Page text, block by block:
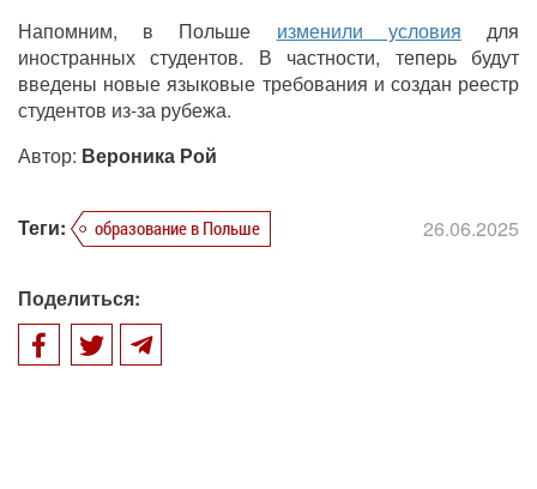
Напомним, в Польше изменили условия для
иностранных студентов. В частности, теперь будут
введены новые языковые требования и создан реестр
студентов из-за рубежа.
Автор: Вероника Рой
Теги: образование в Польше 26.06.2025
Поделиться: